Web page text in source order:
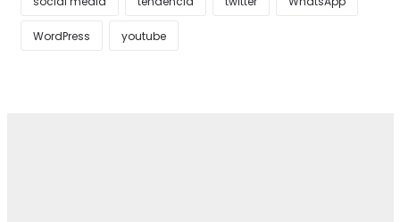
WordPress youtube